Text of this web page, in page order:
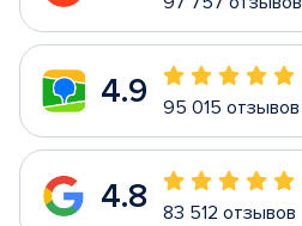
4.9 95 015 отзывов
4.8 83 512 отзывов